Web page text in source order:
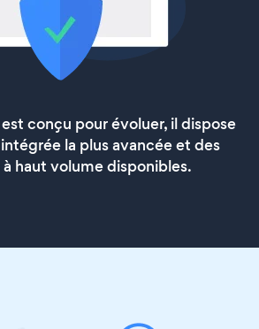
conçu pour évoluer, il dispose
la plus avancée et des
haut volume disponibles.